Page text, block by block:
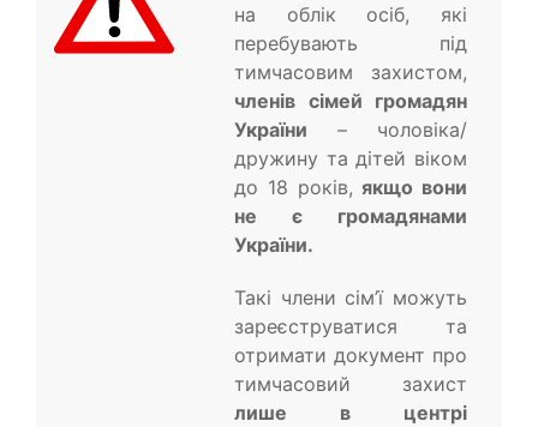
на облік осіб, які
перебувають під
тимчасовим захистом,
членів сімей громадян
України – чоловіка/
дружину та дітей віком
до 18 років, якщо вони
не є громадянами
України.
Такі члени сім’ї можуть
зареєструватися та
отримати документ про
тимчасовий захист
лише в центрі